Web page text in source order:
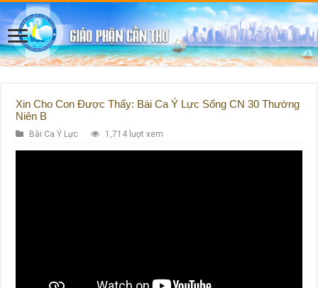
Xin Cho Con Được Thấy: Bài Ca Ý Lực Sống CN 30 Thường
Niên B
Bài Ca Ý Lực 1,714 lượt xem